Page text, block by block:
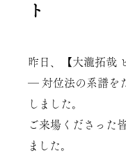
ト
昨日、【大瀧拓哉
― 対位法の系譜を
しました。
ご来場くださった
ました。